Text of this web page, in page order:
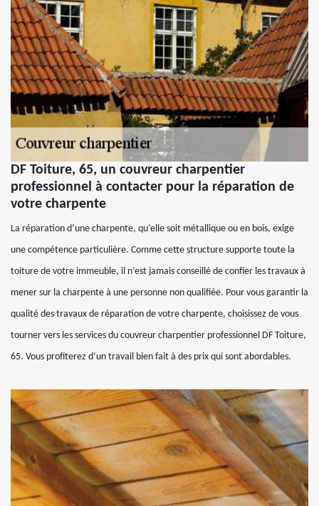
DF Toiture, 65, un couvreur charpentier
professionnel à contacter pour la réparation de
votre charpente
La réparation d’une charpente, qu’elle soit métallique ou en bois, exige
une compétence particulière. Comme cette structure supporte toute la
toiture de votre immeuble, il n’est jamais conseillé de confier les travaux à
mener sur la charpente à une personne non qualifiée. Pour vous garantir la
qualité des travaux de réparation de votre charpente, choisissez de vous
tourner vers les services du couvreur charpentier professionnel DF Toiture,
65. Vous profiterez d’un travail bien fait à des prix qui sont abordables.